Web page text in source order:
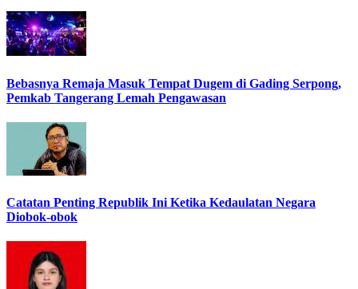
Bebasnya Remaja Masuk Tempat Dugem di Gading Serpong,
Pemkab Tangerang Lemah Pengawasan
Catatan Penting Republik Ini Ketika Kedaulatan Negara
Diobok-obok